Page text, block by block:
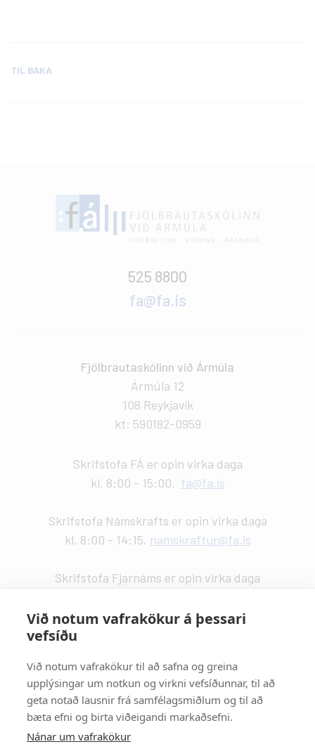
Við notum vafrakökur á þessari
vefsíðu
Við notum vafrakökur til að safna og greina
upplýsingar um notkun og virkni vefsíðunnar, til að
geta notað lausnir frá samfélagsmiðlum og til að
bæta efni og birta viðeigandi markaðsefni.
Nánar um vafrakökur
TIL BAKA
525 8800
fa@fa.is
Fjölbrautaskólinn við Ármúla
Ármúla 12
108 Reykjavík
kt: 590182-0959
Skrifstofa FÁ er opin virka daga
kl. 8:00 - 15:00. fa@fa.is
Skrifstofa Námskrafts er opin virka daga
kl. 8:00 - 14:15. namskraftur@fa.is
Skrifstofa Fjarnáms er opin virka daga
Strætisvagnar:
Númer 11 stansar við Háaleitisbraut.
Númer 2, 5, 15 og 17 stansa við Suðurlandsbraut.